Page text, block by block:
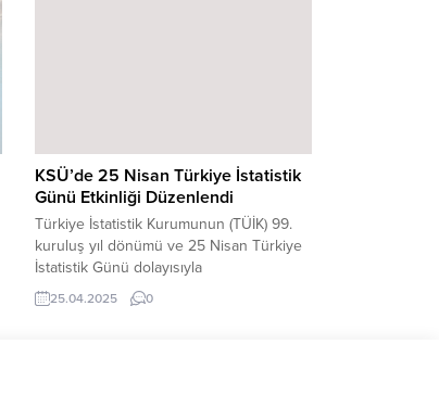
KSÜ’de 25 Nisan Türkiye İstatistik
Günü Etkinliği Düzenlendi
Türkiye İstatistik Kurumunun (TÜİK) 99.
kuruluş yıl dönümü ve 25 Nisan Türkiye
İstatistik Günü dolayısıyla
Kahramanmaraş Sütçü İmam Üniversitesi
(KSÜ) ev sahipliğinde “25 Nisan Türkiye
25.04.2025 0